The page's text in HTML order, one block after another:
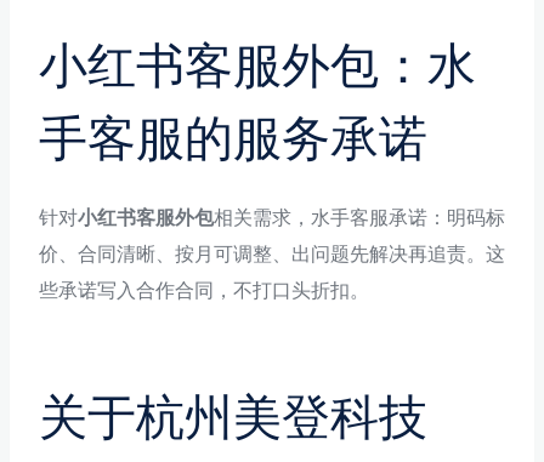
小红书客服外包：水
手客服的服务承诺
针对小红书客服外包相关需求，水手客服承诺：明码标
价、合同清晰、按月可调整、出问题先解决再追责。这
些承诺写入合作合同，不打口头折扣。
关于杭州美登科技